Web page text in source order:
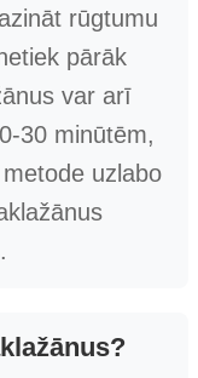
rūgtumu
pārāk
var arī
30 minūtēm,
uzlabo